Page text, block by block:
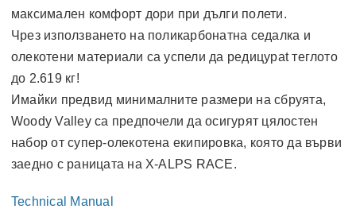
максимален комфорт дори при дълги полети.
Чрез използването на поликарбонатна седалка и
олекотени материали сa успели да редицураt теглото
до 2.619 кг!
Имайки предвид минималните размери на сбруята,
Woody Valley са предпочели да осигурят цялостен
набор от супер-олекотена екипировка, която да върви
заедно с раницата на X-ALPS RACE.
Technical Manual